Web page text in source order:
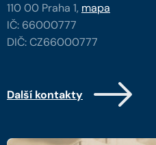
110 00 Praha 1, mapa
IČ: 66000777
DIČ: CZ66000777
Další kontakty